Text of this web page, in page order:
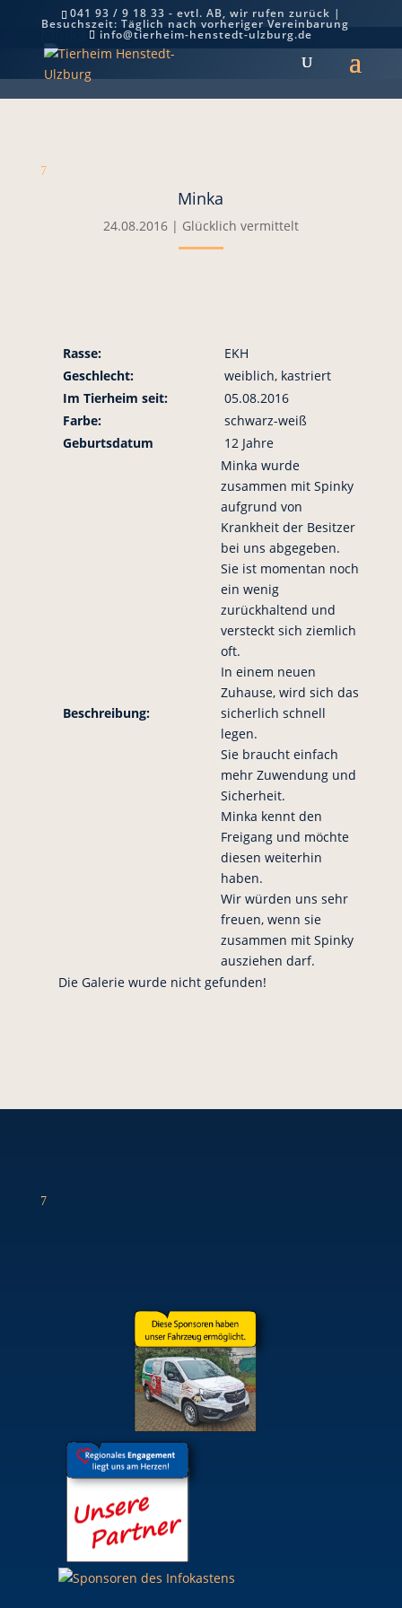
041 93 / 9 18 33 - evtl. AB, wir rufen zurück |
Besuchszeit: Täglich nach vorheriger Vereinbarung
info@tierheim-henstedt-ulzburg.de
Minka
7
Minka
24.08.2016| Glücklich vermittelt
Rasse:
EKH
Geschlecht:
weiblich, kastriert
Im Tierheim seit:
05.08.2016
Farbe:
schwarz-weiß
Geburtsdatum
12 Jahre
Beschreibung:
Minka wurde
zusammen mit Spinky
aufgrund von
Krankheit der Besitzer
bei uns abgegeben.
Sie ist momentan noch
ein wenig
zurückhaltend und
versteckt sich ziemlich
oft.
In einem neuen
Zuhause, wird sich das
sicherlich schnell
legen.
Sie braucht einfach
mehr Zuwendung und
Sicherheit.
Minka kennt den
Freigang und möchte
diesen weiterhin
haben.
Wir würden uns sehr
freuen, wenn sie
zusammen mit Spinky
ausziehen darf.
Die Galerie wurde nicht gefunden!
7